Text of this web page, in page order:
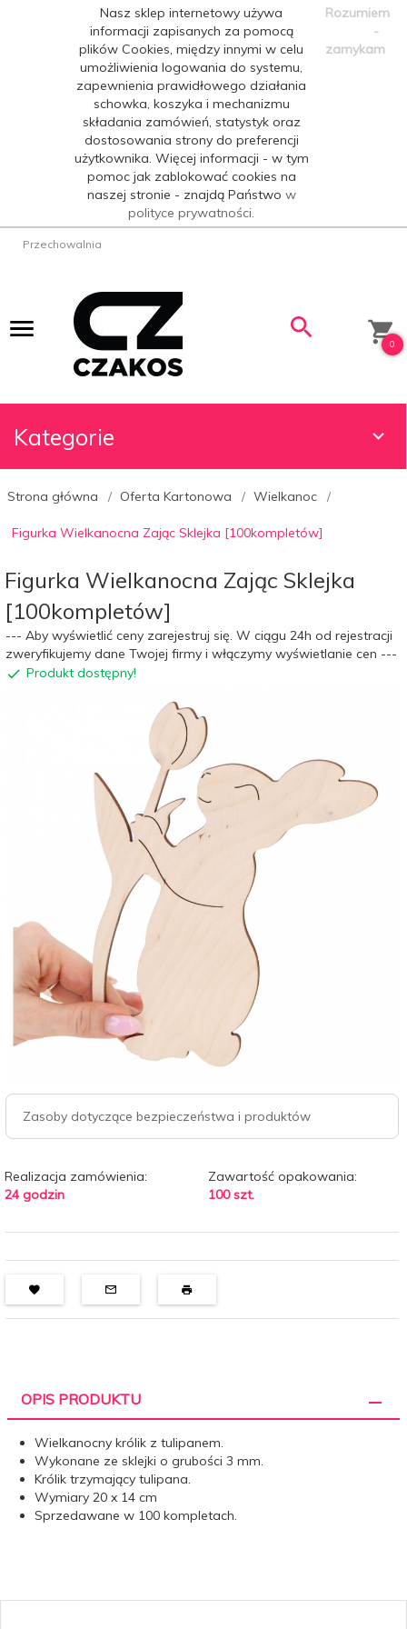
Nasz sklep internetowy używa
informacji zapisanych za pomocą
plików Cookies, między innymi w celu
umożliwienia logowania do systemu,
zapewnienia prawidłowego działania
schowka, koszyka i mechanizmu
składania zamówień, statystyk oraz
dostosowania strony do preferencji
użytkownika. Więcej informacji - w tym
pomoc jak zablokować cookies na
naszej stronie - znajdą Państwo w
polityce prywatności.
Rozumiem
-
zamykam
Przechowalnia
0
Kategorie
Strona główna Oferta Kartonowa Wielkanoc
Figurka Wielkanocna Zając Sklejka [100kompletów]
Figurka Wielkanocna Zając Sklejka
[100kompletów]
--- Aby wyświetlić ceny zarejestruj się. W ciągu 24h od rejestracji
zweryfikujemy dane Twojej firmy i włączymy wyświetlanie cen ---
Produkt dostępny!
Zasoby dotyczące bezpieczeństwa i produktów
Realizacja zamówienia:
24 godzin
Zawartość opakowania:
100 szt.
OPIS PRODUKTU
Wielkanocny królik z tulipanem.
Wykonane ze sklejki o grubości 3 mm.
Królik trzymający tulipana.
Wymiary 20 x 14 cm
Sprzedawane w 100 kompletach.